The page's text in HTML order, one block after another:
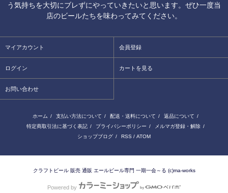
う気持ちを大切にブレずにやっていきたいと思います。ぜひ一度当
店のビールたちを味わってみてください。
マイアカウント 会員登録
ログイン カートを見る
お問い合わせ
ホーム / 支払い方法について / 配送・送料について / 返品について /
特定商取引法に基づく表記 / プライバシーポリシー / メルマガ登録・解除 /
ショップブログ / RSS / ATOM
クラフトビール 販売 通販 エールビール専門 一期一会～る (c)ma-works
Powered by